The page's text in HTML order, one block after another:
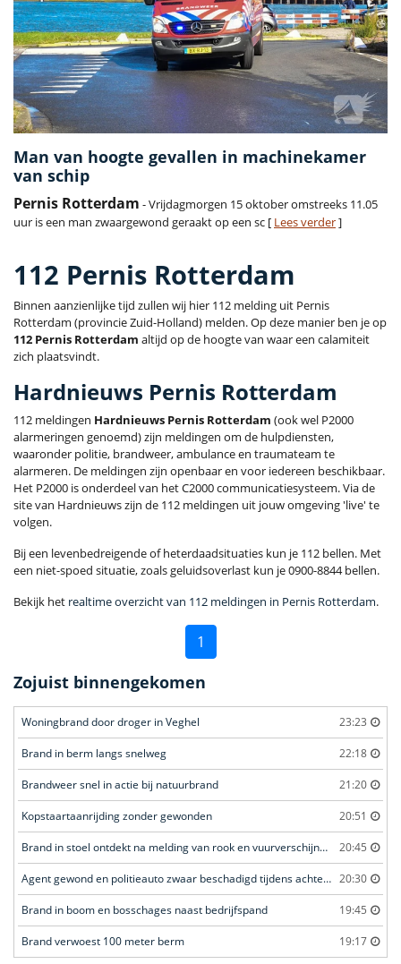
Man van hoogte gevallen in machinekamer
van schip
Pernis Rotterdam - Vrijdagmorgen 15 oktober omstreeks 11.05
uur is een man zwaargewond geraakt op een sc [ Lees verder]
112 Pernis Rotterdam
Binnen aanzienlijke tijd zullen wij hier 112 melding uit Pernis
Rotterdam (provincie Zuid-Holland) melden. Op deze manier ben je op
112 Pernis Rotterdam altijd op de hoogte van waar een calamiteit
zich plaatsvindt.
Hardnieuws Pernis Rotterdam
112 meldingen Hardnieuws Pernis Rotterdam (ook wel P2000
alarmeringen genoemd) zijn meldingen om de hulpdiensten,
waaronder politie, brandweer, ambulance en traumateam te
alarmeren. De meldingen zijn openbaar en voor iedereen beschikbaar.
Het P2000 is onderdeel van het C2000 communicatiesysteem. Via de
site van Hardnieuws zijn de 112 meldingen uit jouw omgeving 'live' te
volgen.
Bij een levenbedreigende of heterdaadsituaties kun je 112 bellen. Met
een niet-spoed situatie, zoals geluidsoverlast kun je 0900-8844 bellen.
Bekijk het realtime overzicht van 112 meldingen in Pernis Rotterdam.
1
Zojuist binnengekomen
Woningbrand door droger in Veghel 23:23
Brand in berm langs snelweg 22:18
Brandweer snel in actie bij natuurbrand 21:20
Kopstaartaanrijding zonder gewonden 20:51
Brand in stoel ontdekt na melding van rook en vuurverschijnselen in portiekflat 20:45
Agent gewond en politieauto zwaar beschadigd tijdens achtervolging 20:30
Brand in boom en bosschages naast bedrijfspand 19:45
Brand verwoest 100 meter berm 19:17